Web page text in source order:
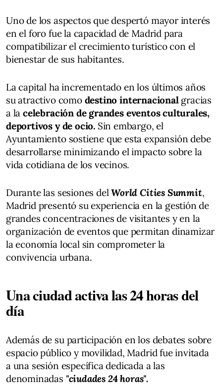
Uno de los aspectos que despertó mayor interés
en el foro fue la capacidad de Madrid para
compatibilizar el crecimiento turístico con el
bienestar de sus habitantes.
La capital ha incrementado en los últimos años
su atractivo como destino internacional gracias
a lacelebración de grandes eventos culturales,
deportivos y de ocio. Sin embargo, el
Ayuntamiento sostiene que esta expansión debe
desarrollarse minimizando el impacto sobre la
vida cotidiana de los vecinos.
Durante las sesiones delWorld Cities Summit,
Madrid presentó su experiencia en la gestión de
grandes concentraciones de visitantes y en la
organización de eventos que permitan dinamizar
la economía local sin comprometer la
convivencia urbana.
Una ciudad activa las 24 horas del
día
Además de su participación en los debates sobre
espacio público y movilidad, Madrid fue invitada
a una sesión específica dedicada a las
denominadas "ciudades 24 horas".